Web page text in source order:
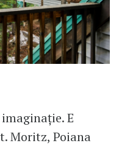
E
Moritz, Poiana